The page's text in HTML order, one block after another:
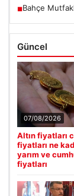
■Bahçe
Güncel
07/08/2026
Altın fiyatları
fiyatları ne
yarım ve
fiyatları